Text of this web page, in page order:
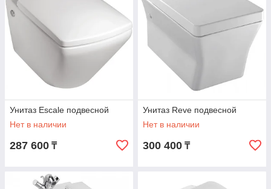
Унитаз Escale подвесной
Нет в наличии
287 600 ₸
Унитаз Reve подвесной
Нет в наличии
300 400 ₸